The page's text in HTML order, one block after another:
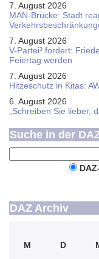
7. August 2026
MAN-Brücke: Stadt
7. August 2026
V-Partei­³ fordert:
Feier­tag werden
7. August 2026
Hitzeschutz in Kitas:
6. August 2026
„Schreiben Sie
Suche in der
DAZ Archiv
M
D